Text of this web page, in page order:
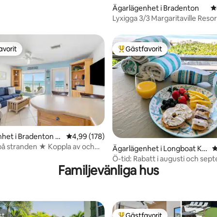
Ägarlägenhet i Bradenton
Lyxigga 3/3 Margaritaville
betyg, 158 omdömen
i Bradenton B
4,99 av 5 i genomsnittligt betyg, 178
4,99 (178)
stranden ★ Koppla av och
Populär gästfavorit
Gästfavorit
Ägarlägenhet i Longboat Ke
y
Ö-tid: Rabatt i augusti och
Familjevänliga hus